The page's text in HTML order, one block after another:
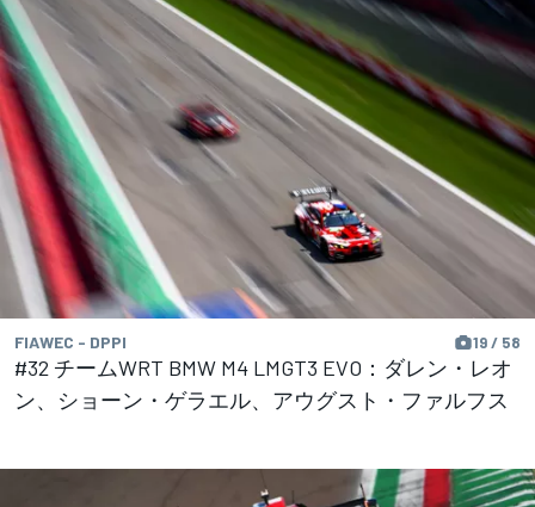
FIAWEC - DPPI 19 / 58
#32 チームWRT BMW M4 LMGT3 EVO：ダレン・レオ
ン、ショーン・ゲラエル、アウグスト・ファルフス